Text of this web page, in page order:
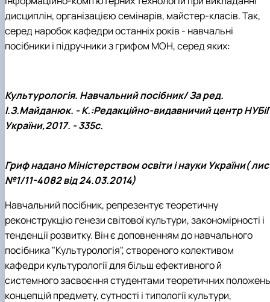
Гурток "Декоративна флористика"
Прес-студія "Ідеал"
Інструментальний ансамбль "Дивосвіт"
Мистецька студія "Вовняні мрії"
дисциплін, організацією семінарів, майстер-класів. Так,
серед наробок кафедри останніх років - навчальні
посібники і підручники з грифом МОН, серед яких:
Культурологія. Навчальний посібник/ За ред.
І.З.Майданюк. - К.:Редакційно-видавничий центр
України,2017. - 335с.
Гриф надано Міністерством освіти і науки України(
№1/11-4082 від 24.03.2014)
Навчальний посібник, репрезентує теоретичну
реконструкцію генези світової культури, закономірності і
тенденції розвитку. Він є доповненням до навчального
посібника "Культурологія", створеного колективом
кафедри культурології для більш ефективного й
системного засвоєння студентами теоретичних положень
концепцій предмету, сутності і типології культури,